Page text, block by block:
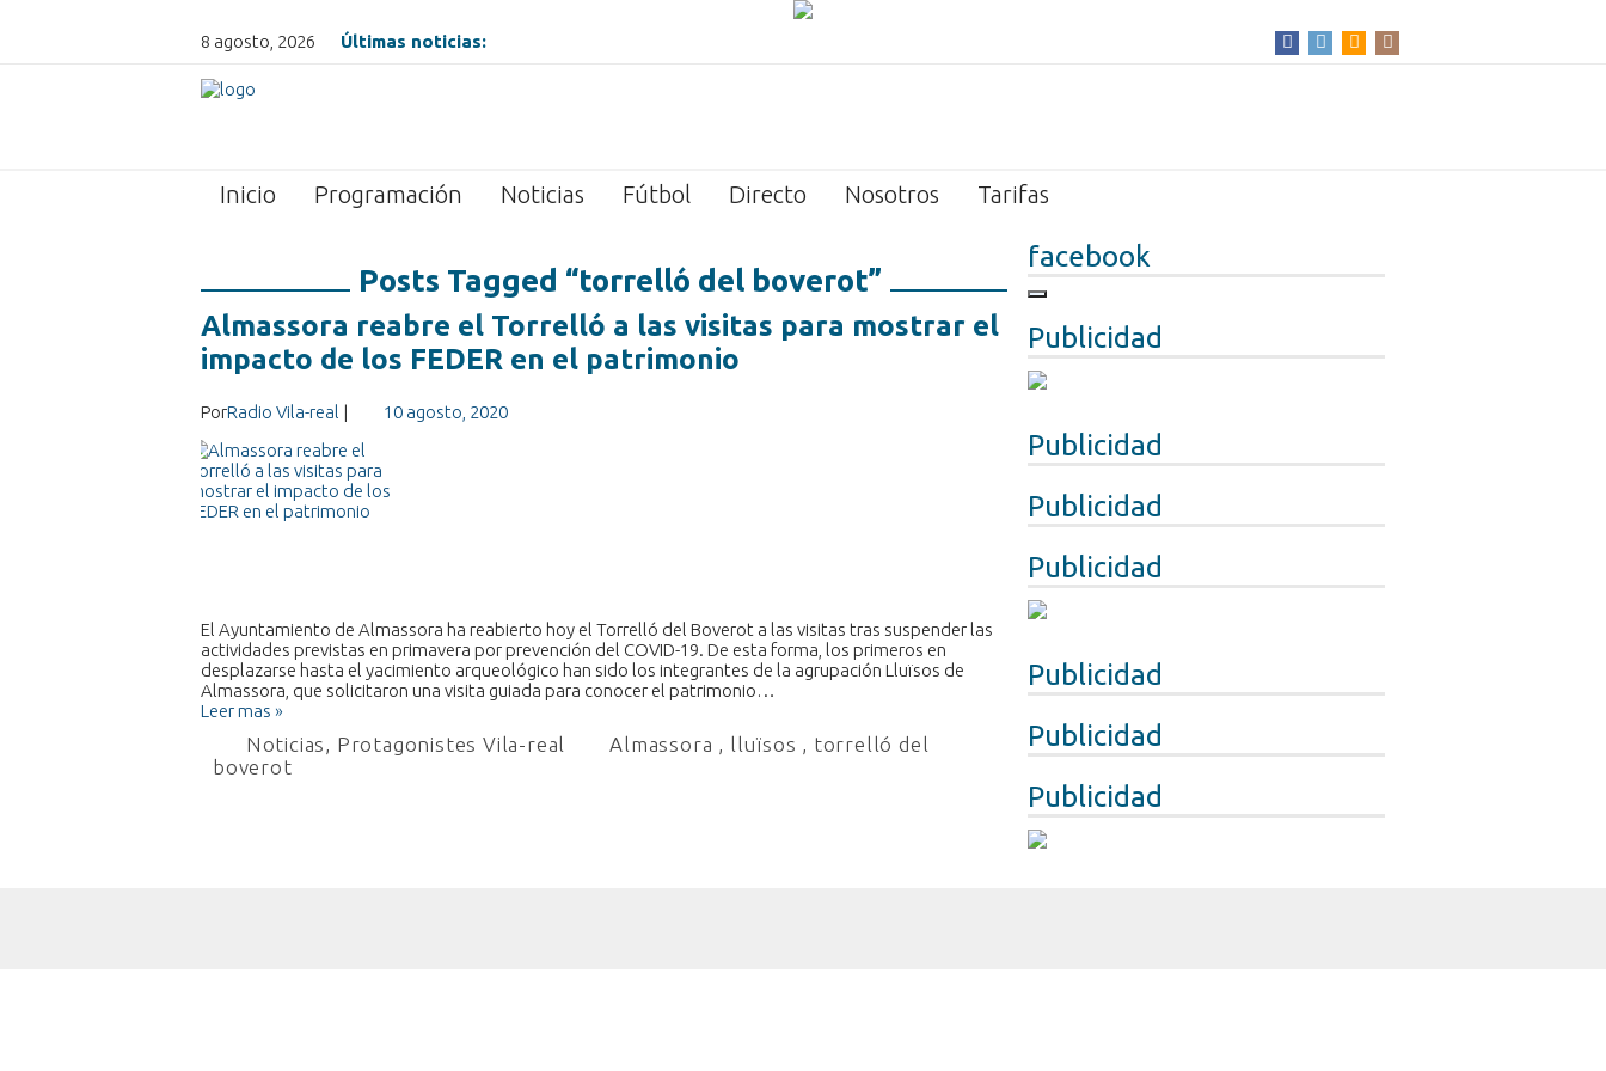
8 agosto, 2026 Últimas noticias:
Inicio Programación Noticias Fútbol Directo Nosotros Tarifas
facebook
Publicidad
Publicidad
Publicidad
Publicidad
Publicidad
Publicidad
Publicidad
Posts Tagged “torrelló del boverot”
Almassora reabre el Torrelló a las visitas para mostrar el
impacto de los FEDER en el patrimonio
PorRadio Vila-real | 10 agosto, 2020
El Ayuntamiento de Almassora ha reabierto hoy el Torrelló del Boverot a las visitas tras suspender las
actividades previstas en primavera por prevención del COVID-19. De esta forma, los primeros en
desplazarse hasta el yacimiento arqueológico han sido los integrantes de la agrupación Lluïsos de
Almassora, que solicitaron una visita guiada para conocer el patrimonio…
Leer mas »
Noticias, Protagonistes Vila-real Almassora , lluïsos , torrelló del
boverot